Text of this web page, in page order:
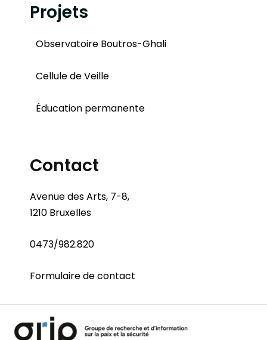
Projets
Observatoire Boutros-Ghali
Cellule de Veille
Éducation permanente
Contact
Avenue des Arts, 7-8,
1210 Bruxelles
0473/982.820
Formulaire de contact